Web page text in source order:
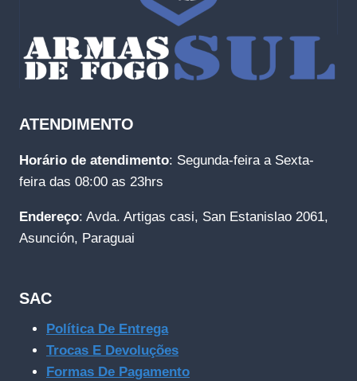
ATENDIMENTO
Horário de atendimento: Segunda-feira a Sexta-
feira das 08:00 as 23hrs
Endereço: Avda. Artigas casi, San Estanislao 2061,
Asunción, Paraguai
SAC
Política De Entrega
Trocas E Devoluções
Formas De Pagamento